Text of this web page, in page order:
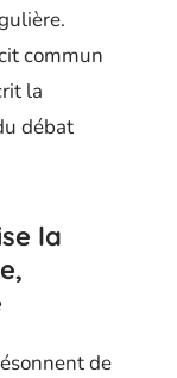
commun
la
débat
la
de